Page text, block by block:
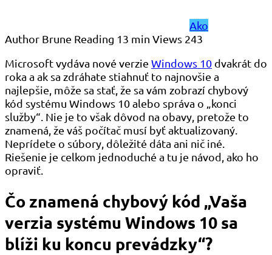
Ako
Author Brune Reading 13 min Views 243
Microsoft vydáva nové verzie Windows 10 dvakrát do
roka a ak sa zdráhate stiahnuť to najnovšie a
najlepšie, môže sa stať, že sa vám zobrazí chybový
kód systému Windows 10 alebo správa o „konci
služby“. Nie je to však dôvod na obavy, pretože to
znamená, že váš počítač musí byť aktualizovaný.
Neprídete o súbory, dôležité dáta ani nič iné.
Riešenie je celkom jednoduché a tu je návod, ako ho
opraviť.
Čo znamená chybový kód „Vaša
verzia systému Windows 10 sa
blíži ku koncu prevádzky“?